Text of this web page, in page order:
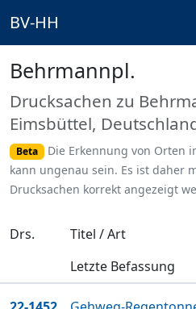
BV-HH
Behrmannpl.
Drucksachen zu
Eimsbüttel,
Beta
Die Erkennung von Orten
kann ungenau sein. Es ist daher
Drucksachen korrekt angezeigt
Drs.
Titel / Art
Letzte Befassung